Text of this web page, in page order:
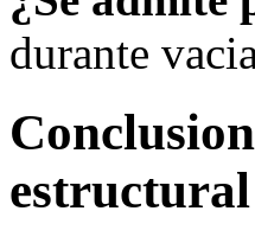
durante
estructural